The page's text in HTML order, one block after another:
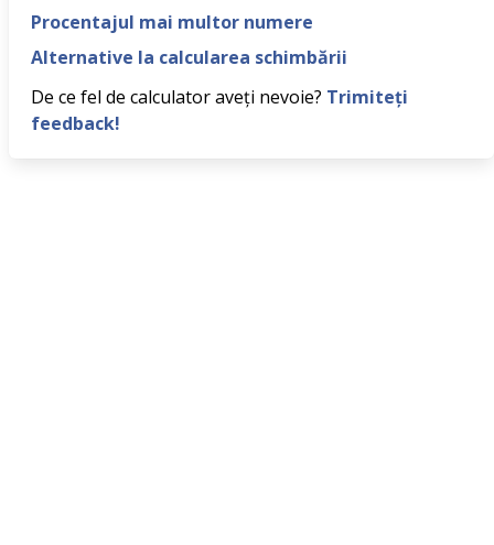
Procentajul mai multor numere
Alternative la calcularea schimbării
De ce fel de calculator aveți nevoie? Trimiteți
feedback!